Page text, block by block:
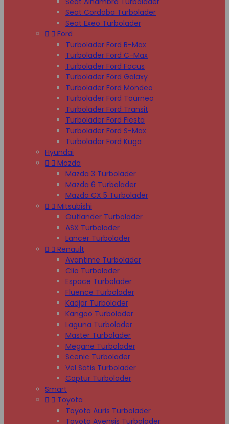
Seat Cordoba Turbolader
Seat Exeo Turbolader
  Ford
Turbolader Ford B-Max
Turbolader Ford C-Max
Turbolader Ford Focus
Turbolader Ford Galaxy
Turbolader Ford Mondeo
Turbolader Ford Tourneo
Turbolader Ford Transit
Turbolader Ford Fiesta
Turbolader Ford S-Max
Turbolader Ford Kuga
Hyundai
  Mazda
Mazda 3 Turbolader
Mazda 6 Turbolader
Mazda CX 5 Turbolader
  Mitsubishi
Outlander Turbolader
ASX Turbolader
Lancer Turbolader
  Renault
Avantime Turbolader
Clio Turbolader
Espace Turbolader
Fluence Turbolader
Kadjar Turbolader
Kangoo Turbolader
Laguna Turbolader
Master Turbolader
Megane Turbolader
Scenic Turbolader
Vel Satis Turbolader
Captur Turbolader
Smart
  Toyota
Toyota Auris Turbolader
Toyota Avensis Turbolader